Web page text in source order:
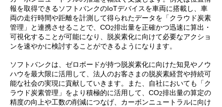
報を取得できるソフトバンクのIoTデバイスを車両に搭載し、車
両の走行時間や距離を計測して得られたデータを「クラウド炭素
管理」と連携させることで、CO2排出量を正確かつ迅速に算出・
可視化することが可能になり、脱炭素化に向けて必要なアクショ
ンを速やかに検討することができるようになります。
ソフトバンクは、ゼロボードが持つ脱炭素化に向けた知見やノウ
ハウを最大限に活用して、法人のお客さまの脱炭素経営や持続可
能な社会の実現に貢献していきます。また、自社においても「ク
ラウド炭素管理」をより積極的に活用して、CO2排出量の算定の
精度の向上や工数の削減につなげ、カーボンニュートラルに向け